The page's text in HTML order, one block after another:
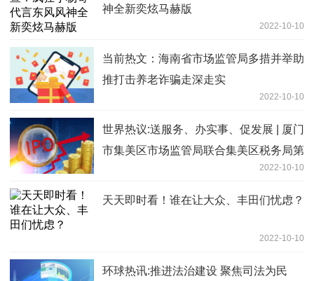
神全新奕炫马赫版
2022-10-10
当前热文：海南省市场监管局多措并举助
推打击养老诈骗走深走实
2022-10-10
世界热议:送服务、办实事、促发展 | 厦门
市集美区市场监管局联合集美区税务局第
一税务所开展“个体工商户服务月”活动
2022-10-10
天天即时看！谁在让大众、丰田们忧虑？
2022-10-10
环球热讯:推进法治建设 聚焦司法为民